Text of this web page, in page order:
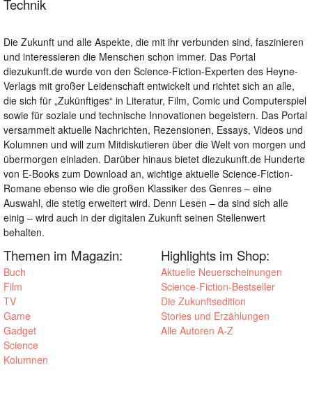
Technik
Die Zukunft und alle Aspekte, die mit ihr verbunden sind, faszinieren
und interessieren die Menschen schon immer. Das Portal
diezukunft.de wurde von den Science-Fiction-Experten des Heyne-
Verlags mit großer Leidenschaft entwickelt und richtet sich an alle,
die sich für „Zukünftiges“ in Literatur, Film, Comic und Computerspiel
sowie für soziale und technische Innovationen begeistern. Das Portal
versammelt aktuelle Nachrichten, Rezensionen, Essays, Videos und
Kolumnen und will zum Mitdiskutieren über die Welt von morgen und
übermorgen einladen. Darüber hinaus bietet diezukunft.de Hunderte
von E-Books zum Download an, wichtige aktuelle Science-Fiction-
Romane ebenso wie die großen Klassiker des Genres – eine
Auswahl, die stetig erweitert wird. Denn Lesen – da sind sich alle
einig – wird auch in der digitalen Zukunft seinen Stellenwert
behalten.
Themen im Magazin:
Buch
Film
TV
Game
Gadget
Science
Kolumnen
Highlights im Shop:
Aktuelle Neuerscheinungen
Science-Fiction-Bestseller
Die Zukunftsedition
Stories und Erzählungen
Alle Autoren A-Z